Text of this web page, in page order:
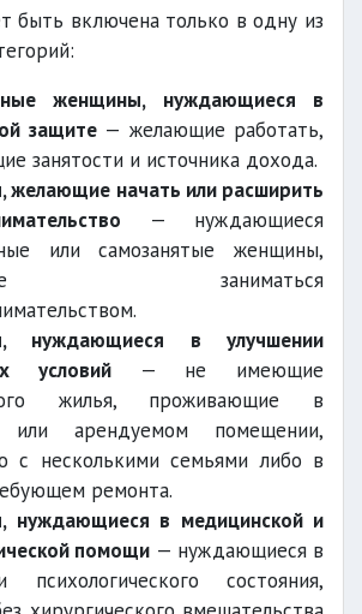
быть включена только в одну из
женщины, нуждающиеся в
защите— желающие работать,
занятости и источника дохода.
начать или расширить
— нуждающиеся
или самозанятые женщины,
заниматься
нуждающиеся в улучшении
условий— не имеющие
жилья, проживающие в
или арендуемом помещении,
с несколькими семьями либо в
ремонта.
нуждающиеся в медицинской и
помощи — нуждающиеся в
психологического состояния,